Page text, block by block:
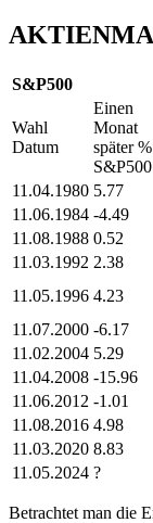
S&P500
Wahl
Datum
Einen
Monat
später %
S&P500
11.04.1980 5.77
11.06.1984 -4.49
11.08.1988 0.52
11.03.1992 2.38
11.05.1996 4.23
11.07.2000 -6.17
11.02.2004 5.29
11.04.2008 -15.96
11.06.2012 -1.01
11.08.2016 4.98
11.03.2020 8.83
11.05.2024 ?
Betrachtet man die